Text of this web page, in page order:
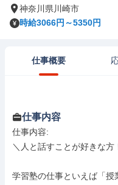
神奈川県川崎市
時給3066円～5350円
仕事概要
仕事内容
仕事内容:
＼人と話すことが好きな
学習塾の仕事といえば「